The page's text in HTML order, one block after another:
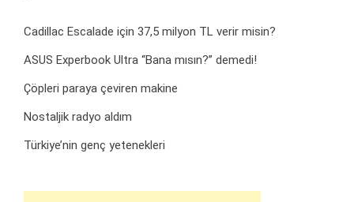
Cadillac Escalade için 37,5 milyon TL verir misin?
ASUS Experbook Ultra “Bana mısın?” demedi!
Çöpleri paraya çeviren makine
Nostaljik radyo aldım
Türkiye’nin genç yetenekleri